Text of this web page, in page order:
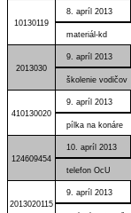
10130119
8. apríl 2013
materiál-kd
2013030
9. apríl 2013
školenie vodičov
410130020
9. apríl 2013
pílka na konáre
124609454
10. apríl 2013
telefon OcU
2013020115
9. apríl 2013